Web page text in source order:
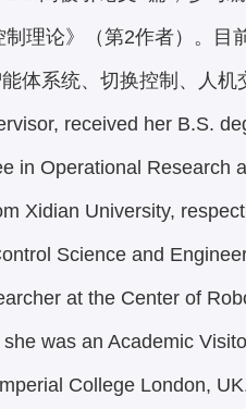
制理论》（第2作者）。
体系统、切换控制、人机
received her B.S.
in Operational Research
Xidian University,
Science and
at the Center of
was an Academic
College London,